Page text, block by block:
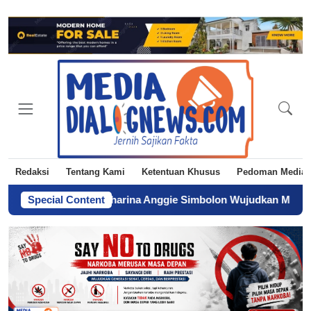
Redaksi Tentang Kami Ketentuan Khusus Pedoman Media
Special Content
Praja, Charina Anggie Simbolon Wujudkan Mimpi Sang Ayah